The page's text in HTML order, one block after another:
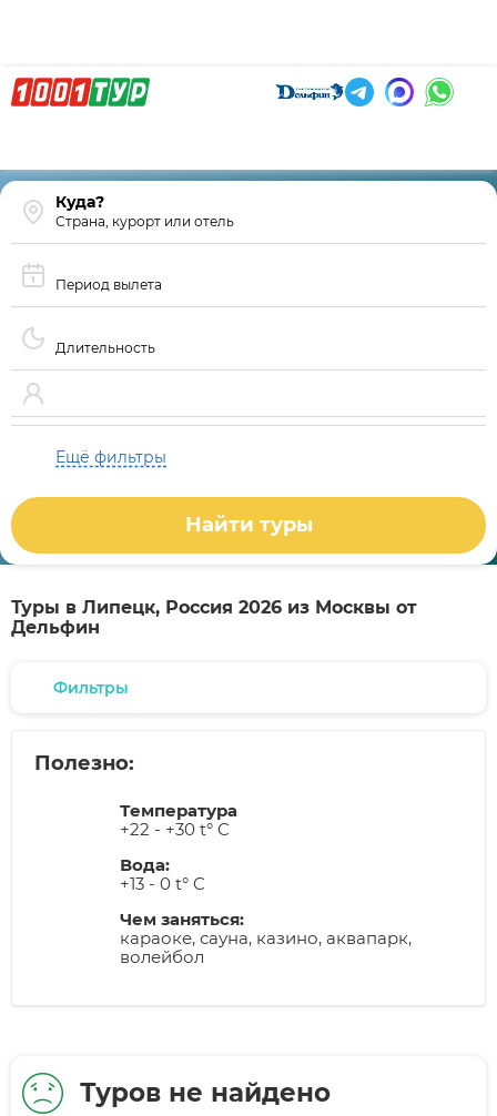
Страна, курорт или отель
Период вылета
Длительность
Ещё фильтры
Найти туры
Туры в Липецк, Россия 2026 из Москвы от
Дельфин
Фильтры
Полезно:
Температура
+22 - +30 t° C
Вода:
+13 - 0 t° C
Чем заняться:
караоке, сауна, казино, аквапарк,
волейбол
Туров не найдено